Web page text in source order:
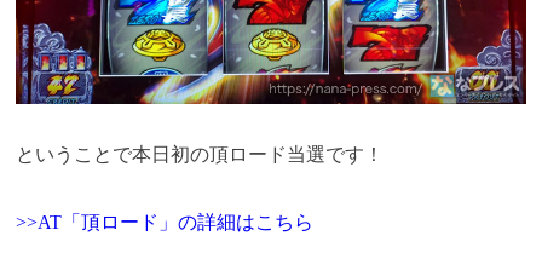
ということで本日初の頂ロード当選です！
>>AT「頂ロード」の詳細はこちら